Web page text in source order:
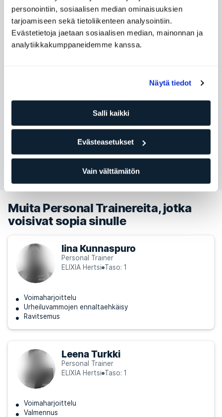
personointiin, sosiaalisen median ominaisuuksien
tarjoamiseen sekä tietoliikenteen analysointiin.
Evästetietoja jaetaan sosiaalisen median, mainonnan ja
analytiikkakumppaneidemme kanssa.
Näytä tiedot
Salli kaikki
Evästeasetukset
Vain välttämätön
Saatavilla olevat ajat
Maanantai
09:00 - 17:00
Tiistai
Ei saatavilla
Sunnuntai
Ei saatavilla
Muita Personal Trainereita, jotka
voisivat sopia sinulle
Iina Kunnaspuro
Personal Trainer
ELIXIA Hertsi Taso: 1
Voimaharjoittelu
Urheiluvammojen ennaltaehkäisy
Ravitsemus
Leena Turkki
Personal Trainer
ELIXIA Hertsi Taso: 1
Voimaharjoittelu
Valmennus